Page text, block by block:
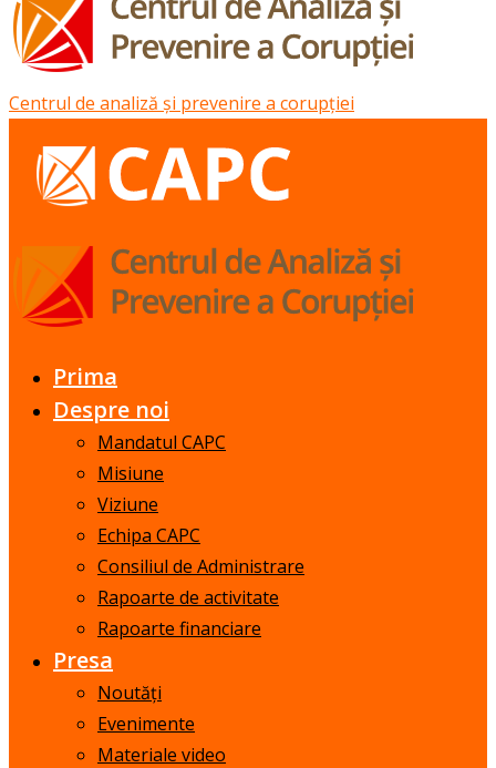
Centrul de analiză și prevenire a corupției
Prima
Despre noi
Mandatul CAPC
Misiune
Viziune
Echipa CAPC
Consiliul de Administrare
Rapoarte de activitate
Rapoarte financiare
Presa
Noutăți
Evenimente
Materiale video